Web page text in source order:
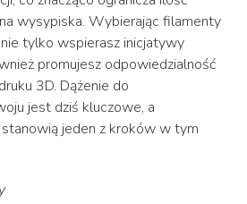
wysypiska. Wybierając filamenty
tylko wspierasz inicjatywy
promujesz odpowiedzialność
3D. Dążenie do
jest dziś kluczowe, a
jeden z kroków w tym